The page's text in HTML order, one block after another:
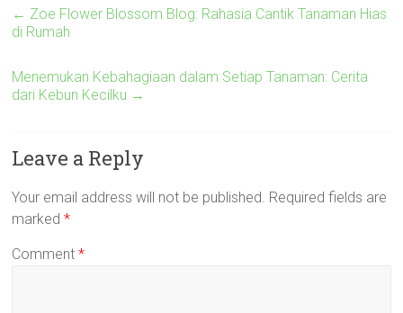
← Zoe Flower Blossom Blog: Rahasia Cantik Tanaman Hias
di Rumah
Menemukan Kebahagiaan dalam Setiap Tanaman: Cerita
dari Kebun Kecilku →
Leave a Reply
Your email address will not be published. Required fields are
marked*
Comment*